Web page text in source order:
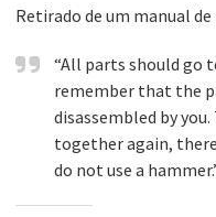
A construção da
Retirado de um manual
“All parts should go
remember that the
disassembled by
together again,
do not use a